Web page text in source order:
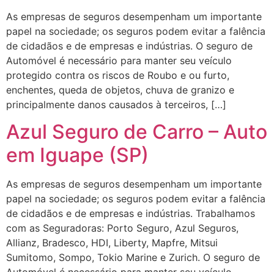
As empresas de seguros desempenham um importante
papel na sociedade; os seguros podem evitar a falência
de cidadãos e de empresas e indústrias. O seguro de
Automóvel é necessário para manter seu veículo
protegido contra os riscos de Roubo e ou furto,
enchentes, queda de objetos, chuva de granizo e
principalmente danos causados à terceiros, […]
Azul Seguro de Carro – Auto
em Iguape (SP)
​As empresas de seguros desempenham um importante
papel na sociedade; os seguros podem evitar a falência
de cidadãos e de empresas e indústrias. Trabalhamos
com as Seguradoras: Porto Seguro, Azul Seguros,
Allianz, Bradesco, HDI, Liberty, Mapfre, Mitsui
Sumitomo, Sompo, Tokio Marine e Zurich. O seguro de